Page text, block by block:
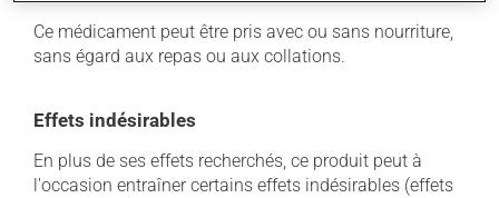
Ce médicament peut être pris avec ou sans nourriture,
sans égard aux repas ou aux collations.
Effets indésirables
En plus de ses effets recherchés, ce produit peut à
l'occasion entraîner certains effets indésirables (effets